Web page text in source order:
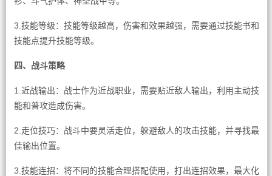
3.技能等级：技能等级越高，伤害和效果越强，需要通过技能书和
技能点提升技能等级。
四、战斗策略
1.近战输出：战士作为近战职业，需要贴近敌人输出，利用主动技
能和普攻造成伤害。
2.走位技巧：战斗中要灵活走位，躲避敌人的攻击技能，并寻找最
佳输出位置。
3.技能连招：将不同的技能合理搭配使用，打出连招效果，最大化